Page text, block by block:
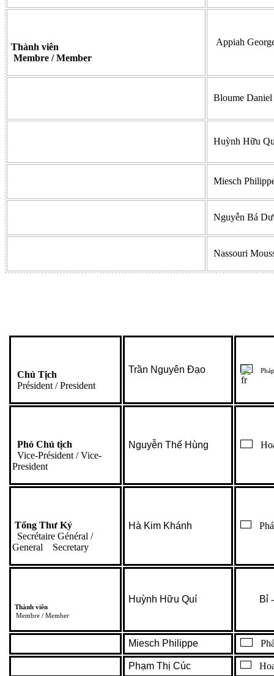
Thành viên
Membre / Member
Appiah
Bloume Daniel
Huỳnh Hữu
Miesch
Nguyễn Bá
Nassouri
Chủ Tịch
Président / President
Trần Nguyên Đạo
Phó Chủ tịch
Vice-Président / Vice-
President
Nguyễn Thế Hùng
Tổng Thư Ký
Secrétaire Général /
General Secretary
Hà Kim Khánh
Thành viên
Membre / Member
Huỳnh Hữu Quí Bỉ
Miesch Philippe
Phạm Thị Cúc